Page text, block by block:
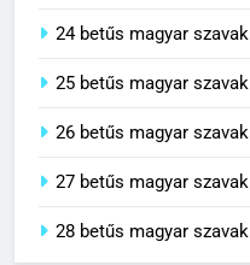
24 betűs magyar szavak
25 betűs magyar szavak
26 betűs magyar szavak
27 betűs magyar szavak
28 betűs magyar szavak